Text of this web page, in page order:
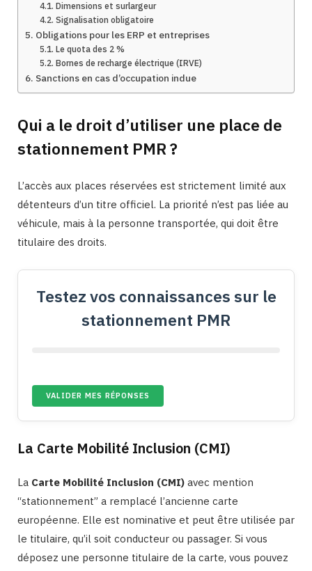
Dimensions et surlargeur
Signalisation obligatoire
Obligations pour les ERP et entreprises
Le quota des 2 %
Bornes de recharge électrique (IRVE)
Sanctions en cas d’occupation indue
Qui a le droit d’utiliser une place de
stationnement PMR ?
L’accès aux places réservées est strictement limité aux
détenteurs d’un titre officiel. La priorité n’est pas liée au
véhicule, mais à la personne transportée, qui doit être
titulaire des droits.
Testez vos connaissances sur le
stationnement PMR
VALIDER MES RÉPONSES
La Carte Mobilité Inclusion (CMI)
La Carte Mobilité Inclusion (CMI) avec mention
“stationnement” a remplacé l’ancienne carte
européenne. Elle est nominative et peut être utilisée par
le titulaire, qu’il soit conducteur ou passager. Si vous
déposez une personne titulaire de la carte, vous pouvez